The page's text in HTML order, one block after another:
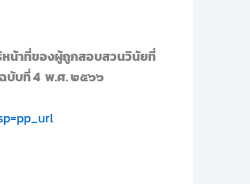
หน้าที่ของผู้ถูกสอบสวนวินัยที่
ฉบับที่ 4 พ.ศ. ๒๕๖๖